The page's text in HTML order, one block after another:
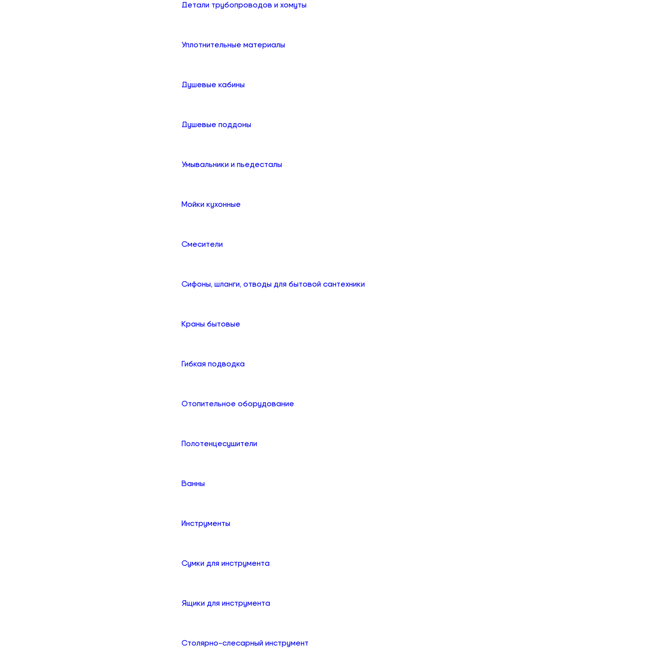
Детали трубопроводов и хомуты
Уплотнительные материалы
Душевые кабины
Душевые поддоны
Умывальники и пьедесталы
Мойки кухонные
Смесители
Сифоны, шланги, отводы для бытовой сантехники
Краны бытовые
Гибкая подводка
Отопительное оборудование
Полотенцесушители
Ванны
Инструменты
Сумки для инструмента
Ящики для инструмента
Столярно-слесарный инструмент